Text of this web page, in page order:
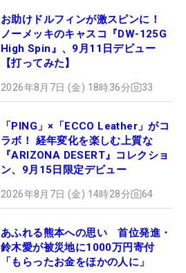
お助けドルフィンが激スピンに！
ノーメッキのキャスコ『DW-125G
High Spin』、9月11日デビュー
【打ってみた】
2026年8月7日 (金) 18時36分 33
「PING」×「ECCO Leather」がコ
ラボ！ 経年変化を楽しむ上質な
『ARIZONA DESERT』コレクショ
ン、9月15日限定デビュー
2026年8月7日 (金) 14時28分 64
あふれる熊本への思い 首位発進・
鈴木愛が被災地に1000万円寄付
「もらったお金をほかの人に」